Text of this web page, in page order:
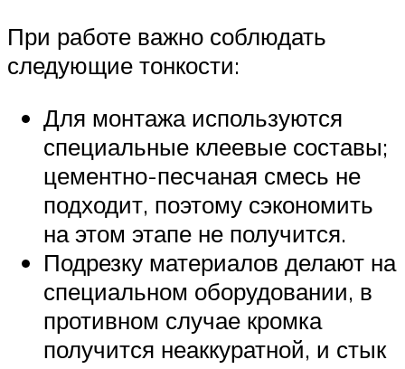
При работе важно соблюдать
следующие тонкости:
Для монтажа используются
специальные клеевые составы;
цементно-песчаная смесь не
подходит, поэтому сэкономить
на этом этапе не получится.
Подрезку материалов делают на
специальном оборудовании, в
противном случае кромка
получится неаккуратной, и стык